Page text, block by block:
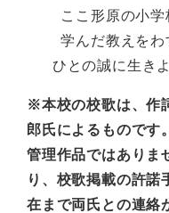
ここ形原の小学
学んだ教えをわす
ひとの誠に生きよ
※本校の校歌は、
郎氏​によるものです
管理作品ではありま
り、校歌掲載の許諾
在まで両氏との連絡